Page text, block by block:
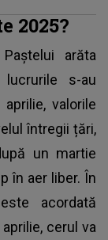
2025?
Paștelui arăta
s-au
valorile
întregii țări,
un martie
în aer liber. În
acordată
cerul va